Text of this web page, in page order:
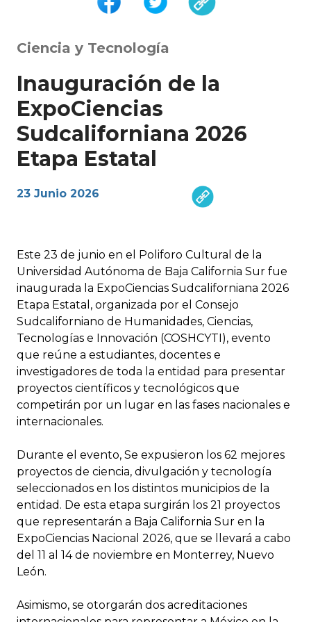
Ciencia y Tecnología
Inauguración de la
ExpoCiencias
Sudcaliforniana 2026
Etapa Estatal
23 Junio 2026
Este 23 de junio en el Poliforo Cultural de la
Universidad Autónoma de Baja California Sur fue
inaugurada la ExpoCiencias Sudcaliforniana 2026
Etapa Estatal, organizada por el Consejo
Sudcaliforniano de Humanidades, Ciencias,
Tecnologías e Innovación (COSHCYTI), evento
que reúne a estudiantes, docentes e
investigadores de toda la entidad para presentar
proyectos científicos y tecnológicos que
competirán por un lugar en las fases nacionales e
internacionales.
Durante el evento, Se expusieron los 62 mejores
proyectos de ciencia, divulgación y tecnología
seleccionados en los distintos municipios de la
entidad. De esta etapa surgirán los 21 proyectos
que representarán a Baja California Sur en la
ExpoCiencias Nacional 2026, que se llevará a cabo
del 11 al 14 de noviembre en Monterrey, Nuevo
León.
Asimismo, se otorgarán dos acreditaciones